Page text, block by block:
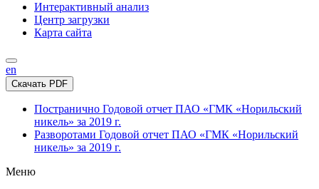
Интерактивный анализ
Центр загрузки
Карта сайта
en
Скачать PDF
Постранично Годовой отчет ПАО «ГМК «Норильский
никель» за 2019 г.
Разворотами Годовой отчет ПАО «ГМК «Норильский
никель» за 2019 г.
Меню